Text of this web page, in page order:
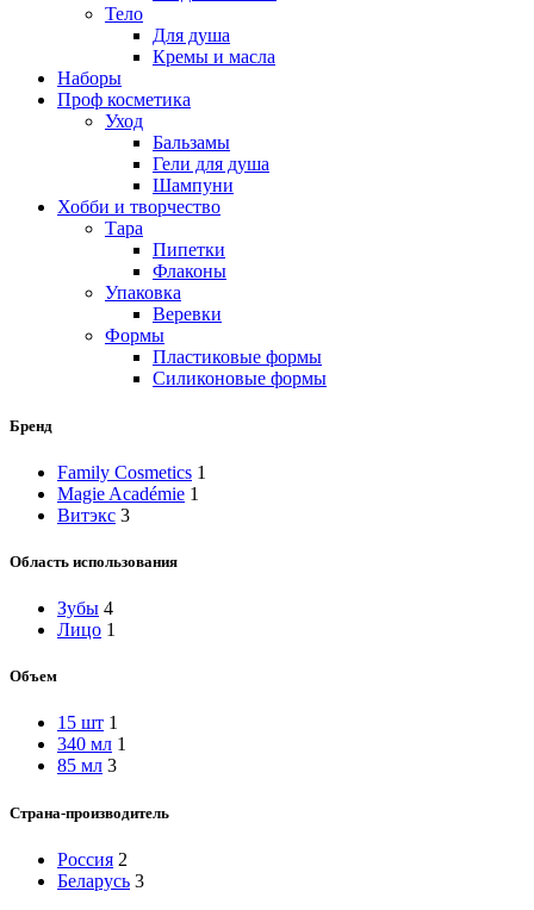
Тело
Для душа
Кремы и масла
Наборы
Проф косметика
Уход
Бальзамы
Гели для душа
Шампуни
Хобби и творчество
Тара
Пипетки
Флаконы
Упаковка
Веревки
Формы
Пластиковые формы
Силиконовые формы
Бренд
Family Cosmetics 1
Magie Académie 1
Витэкс 3
Область использования
Зубы 4
Лицо 1
Объем
15 шт 1
340 мл 1
85 мл 3
Страна-производитель
Россия 2
Беларусь 3